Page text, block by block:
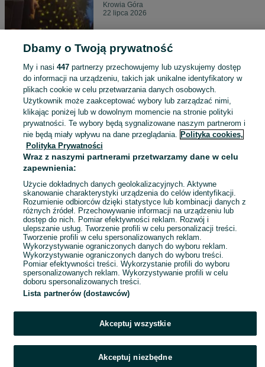
Krowia Góra
22 lipca 2026
Sprzedam zwierzątka
Krowia Góra
22 lipca 2026
7 zł
Krowia Góra
22 lipca 2026
1 2
Dbamy o Twoją prywatność
My i nasi 447partnerzy przechowujemy lub uzyskujemy dostęp
do informacji na urządzeniu, takich jak unikalne identyfikatory w
plikach cookie w celu przetwarzania danych osobowych.
Użytkownik może zaakceptować wybory lub zarządzać nimi,
klikając poniżej lub w dowolnym momencie na stronie polityki
prywatności. Te wybory będą sygnalizowane naszym partnerom i
nie będą miały wpływu na dane przeglądania. Polityka cookies,
Polityka Prywatności
Wraz z naszymi partnerami przetwarzamy dane w celu
zapewnienia:
Użycie dokładnych danych geolokalizacyjnych. Aktywne
skanowanie charakterystyki urządzenia do celów identyfikacji.
Rozumienie odbiorców dzięki statystyce lub kombinacji danych z
różnych źródeł. Przechowywanie informacji na urządzeniu lub
dostęp do nich. Pomiar efektywności reklam. Rozwój i
ulepszanie usług. Tworzenie profili w celu personalizacji treści.
Tworzenie profili w celu spersonalizowanych reklam.
Wykorzystywanie ograniczonych danych do wyboru reklam.
Wykorzystywanie ograniczonych danych do wyboru treści.
Pomiar efektywności treści. Wykorzystanie profili do wyboru
spersonalizowanych reklam. Wykorzystywanie profili w celu
doboru spersonalizowanych treści.
Lista partnerów (dostawców)
Akceptuj wszystkie
Akceptuj niezbędne